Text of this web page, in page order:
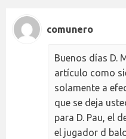
comunero
Buenos días D.
artículo como
solamente a
que se deja
para D. Pau, el
el jugador d